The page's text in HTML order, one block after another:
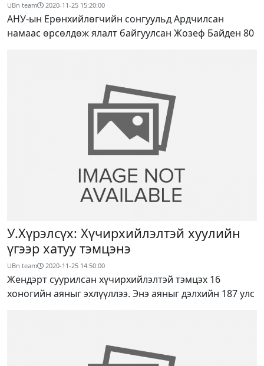
UBn team 2020-11-25 15:20:00
АНУ-ын Ерөнхийлөгчийн сонгуульд Ардчилсан
намаас өрсөлдөж ялалт байгуулсан Жозеф Байден 80
У.Хүрэлсүх: Хүчирхийлэлтэй хуулийн
үгээр хатуу тэмцэнэ
UBn team 2020-11-25 14:50:00
Жендэрт суурилсан хүчирхийлэлтэй тэмцэх 16
хоногийн аяныг эхлүүллээ. Энэ аяныг дэлхийн 187 улс